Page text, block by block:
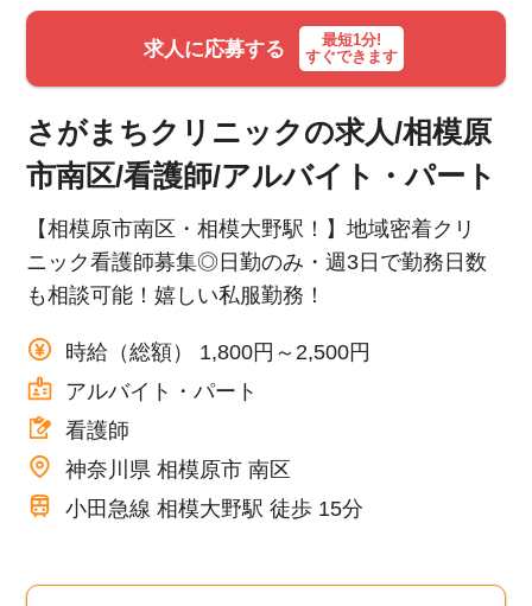
就職サポート
人材をお探しの医療機関・企業様
運営会社
求人に応募する
最短1分!
すぐできます
さがまちクリニックの求人/相模原
市南区/看護師/アルバイト・パート
【相模原市南区・相模大野駅！】地域密着クリ
ニック看護師募集◎日勤のみ・週3日で勤務日数
も相談可能！嬉しい私服勤務！
時給（総額） 1,800円～2,500円
アルバイト・パート
看護師
神奈川県 相模原市 南区
小田急線 相模大野駅 徒歩 15分